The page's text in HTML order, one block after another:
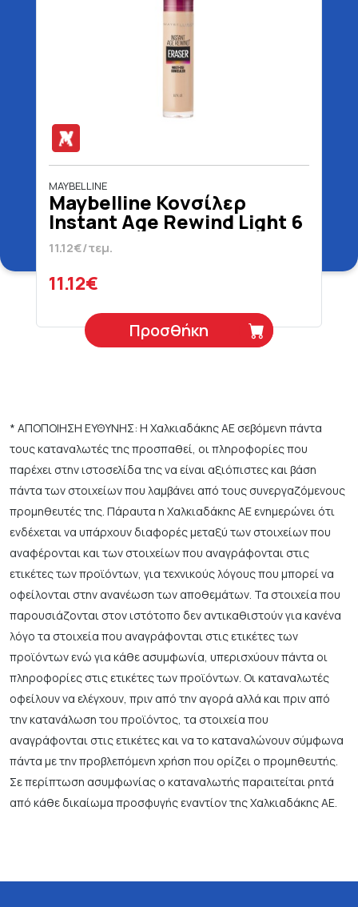
MAYBELLINE
Maybelline Κονσίλερ
Instant Age Rewind Light 6
ml
11.12€/τεμ.
11.12€
Προσθήκη
* ΑΠΟΠΟΙΗΣΗ ΕΥΘΥΝΗΣ: Η Χαλκιαδάκης ΑΕ σεβόμενη πάντα
τους καταναλωτές της προσπαθεί, οι πληροφορίες που
παρέχει στην ιστοσελίδα της να είναι αξιόπιστες και βάση
πάντα των στοιχείων που λαμβάνει από τους συνεργαζόμενους
προμηθευτές της. Πάραυτα η Χαλκιαδάκης ΑΕ ενημερώνει ότι
ενδέχεται να υπάρχουν διαφορές μεταξύ των στοιχείων που
αναφέρονται και των στοιχείων που αναγράφονται στις
ετικέτες των προϊόντων, για τεχνικούς λόγους που μπορεί να
οφείλονται στην ανανέωση των αποθεμάτων. Τα στοιχεία που
παρουσιάζονται στον ιστότοπο δεν αντικαθιστούν για κανένα
λόγο τα στοιχεία που αναγράφονται στις ετικέτες των
προϊόντων ενώ για κάθε ασυμφωνία, υπερισχύουν πάντα οι
πληροφορίες στις ετικέτες των προϊόντων. Οι καταναλωτές
οφείλουν να ελέγχουν, πριν από την αγορά αλλά και πριν από
την κατανάλωση του προϊόντος, τα στοιχεία που
αναγράφονται στις ετικέτες και να το καταναλώνουν σύμφωνα
πάντα με την προβλεπόμενη χρήση που ορίζει ο προμηθευτής.
Σε περίπτωση ασυμφωνίας ο καταναλωτής παραιτείται ρητά
από κάθε δικαίωμα προσφυγής εναντίον της Χαλκιαδάκης ΑΕ.